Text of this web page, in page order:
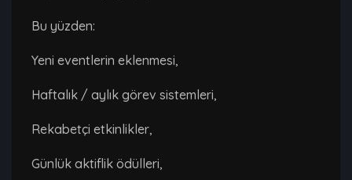
Bu yüzden:
Yeni eventlerin eklenmesi,
Haftalık / aylık görev sistemleri,
Rekabetçi etkinlikler,
Günlük aktiflik ödülleri,